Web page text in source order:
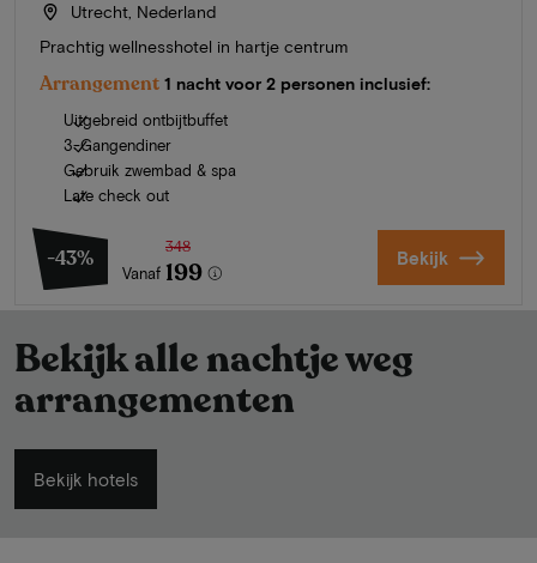
Utrecht, Nederland
Prachtig wellnesshotel in hartje centrum
Arrangement 1 nacht voor 2 personen inclusief:
Uitgebreid ontbijtbuffet
3-Gangendiner
Gebruik zwembad & spa
Late check out
-43%
Vanaf
348
199 Bekijk
Bekijk alle nachtje weg
arrangementen
Bekijk hotels